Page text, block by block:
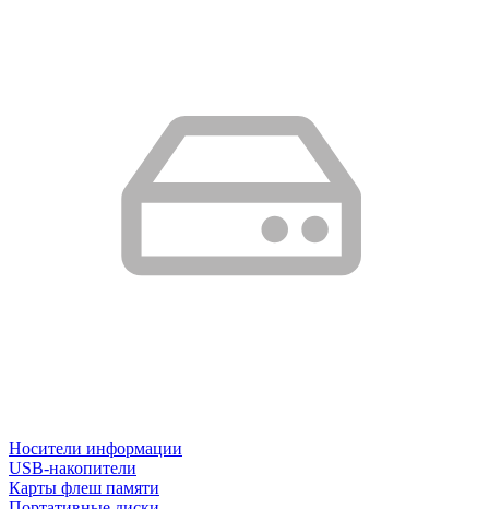
Носители информации
USB-накопители
Карты флеш памяти